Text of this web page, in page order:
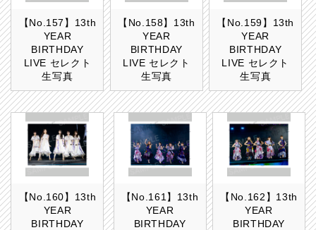
【No.157】13th
YEAR
BIRTHDAY
LIVE セレクト
生写真
【No.158】13th
YEAR
BIRTHDAY
LIVE セレクト
生写真
【No.159】13th
YEAR
BIRTHDAY
LIVE セレクト
生写真
【No.160】13th
YEAR
BIRTHDAY
【No.161】13th
YEAR
BIRTHDAY
【No.162】13th
YEAR
BIRTHDAY